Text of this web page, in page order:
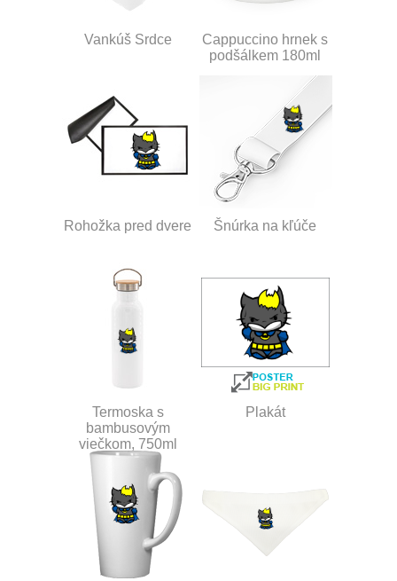
Vankúš Srdce
Cappuccino hrnek s
podšálkem 180ml
Rohožka pred dvere Šnúrka na kľúče
Termoska s
bambusovým
viečkom, 750ml
Plakát